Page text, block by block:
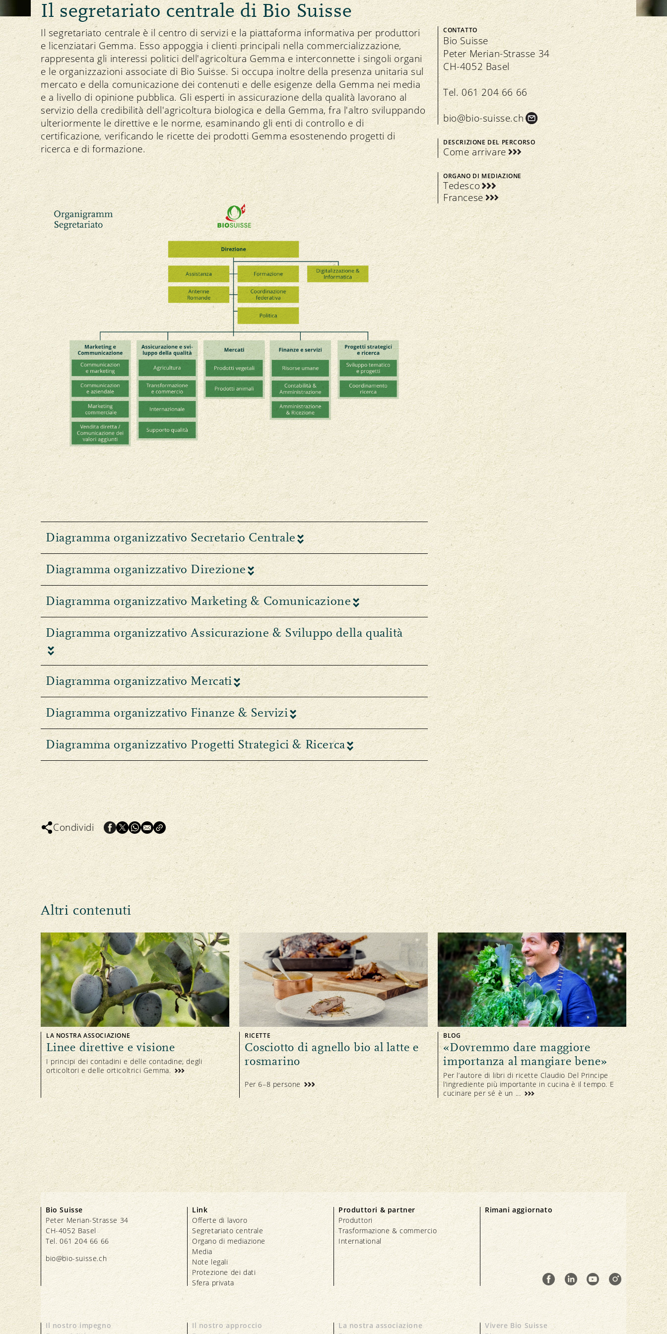
Principio della Gemma
Il nostro marchio
Salute degli animali
Protezione delle risorse
Suolo
Piante
Acqua
Clima
Equità
Mercato
Prezzi
Trasparenza
Direttive
Controllo
Importazione
Assicurazione della qualità
Allevamento degli animali e foraggiamento
Importazione
Politica
Linee direttive e visione
Strategia
Assemblea dei delegati
Media
Comunicati stampa
Download di foto
Download del logo
Contatto
Offerte di lavoro
Organo di mediazione
In seno all’associazione
Direttive
Commercio specializzato bio
Ricette Gemma Manifestazioni
Mercati regionali
Bio-Simposio
Il segretariato centrale di Bio Suisse
Il segretariato centrale è il centro di servizi e la piattaforma informativa per produttori
e licenziatari Gemma. Esso appoggia i clienti principali nella commercializzazione,
rappresenta gli interessi politici dell'agricoltura Gemma e interconnette i singoli organi
e le organizzazioni associate di Bio Suisse. Si occupa inoltre della presenza unitaria sul
mercato e della comunicazione dei contenuti e delle esigenze della Gemma nei media
e a livello di opinione pubblica. Gli esperti in assicurazione della qualità lavorano al
servizio della credibilità dell'agricoltura biologica e della Gemma, fra l'altro sviluppando
ulteriormente le direttive e le norme, esaminando gli enti di controllo e di
certificazione, verificando le ricette dei prodotti Gemma esostenendo progetti di
ricerca e di formazione.
Diagramma organizzativo Secretario Centrale
Diagramma organizzativo Direzione
Diagramma organizzativo Marketing & Comunicazione
Diagramma organizzativo Assicurazione & Sviluppo della qualità
Diagramma organizzativo Mercati
Diagramma organizzativo Finanze & Servizi
Diagramma organizzativo Progetti Strategici & Ricerca
Condividi
CONTATTO
Bio Suisse
Peter Merian-Strasse 34
CH-4052 Basel
Tel. 061 204 66 66
bio@bio-suisse.ch
DESCRIZIONE DEL PERCORSO
Come arrivare
ORGANO DI MEDIAZIONE
Tedesco
Francese
Altri contenuti
LA NOSTRA ASSOCIAZIONE
Linee direttive e visione
I principi dei contadini e delle contadine, degli
orticoltori e delle orticoltrici Gemma.
RICETTE
Cosciotto di agnello bio al latte e
rosmarino
Per 6–8 persone
BLOG
«Dovremmo dare maggiore
importanza al mangiare bene»
Per l’autore di libri di ricette Claudio Del Principe
l’ingrediente più importante in cucina è il tempo. E
cucinare per sé è un ...
Bio Suisse
Peter Merian-Strasse 34
CH-4052 Basel
Tel. 061 204 66 66
bio@bio-suisse.ch
Link
Offerte di lavoro
Segretariato centrale
Organo di mediazione
Media
Note legali
Protezione dei dati
Sfera privata
Produttori & partner
Produttori
Trasformazione & commercio
International
Rimani aggiornato
Il nostro impegno
Il nostro approccio
La nostra associazione
Vivere Bio Suisse